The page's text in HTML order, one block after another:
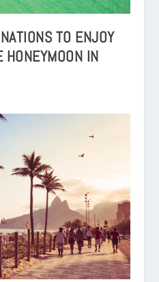
TO ENJOY
HONEYMOON IN